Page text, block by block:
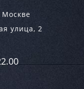
Москве
улица, 2